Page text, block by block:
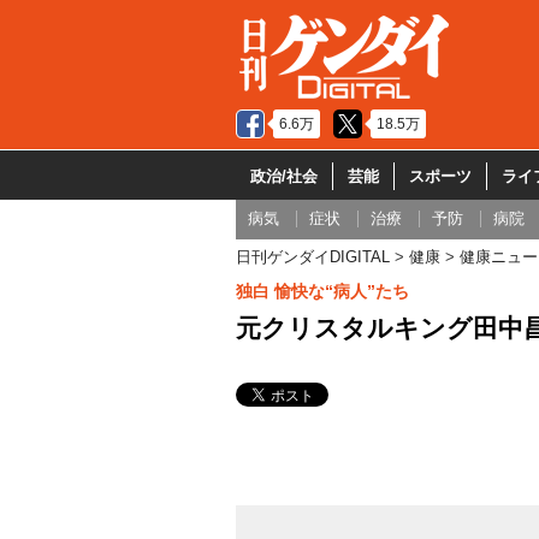
6.6万 18.5万
政治/社会 芸能 スポーツ ライ
病気 症状 治療 予防 病院
日刊ゲンダイDIGITAL 健康 健康ニュ
独白 愉快な“病人”たち
元クリスタルキング田中